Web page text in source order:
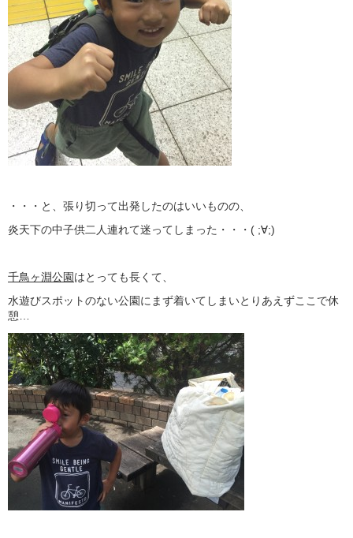
・・・と、張り切って出発したのはいいものの、
炎天下の中子供二人連れて迷ってしまった・・・( ;∀;)
千鳥ヶ淵公園はとっても長くて、
水遊びスポットのない公園にまず着いてしまいとりあえずここで休
憩…